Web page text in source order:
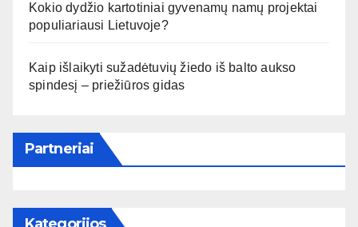
Kokio dydžio kartotiniai gyvenamų namų projektai
populiariausi Lietuvoje?
Kaip išlaikyti sužadėtuvių žiedo iš balto aukso
spindesį – priežiūros gidas
Partneriai